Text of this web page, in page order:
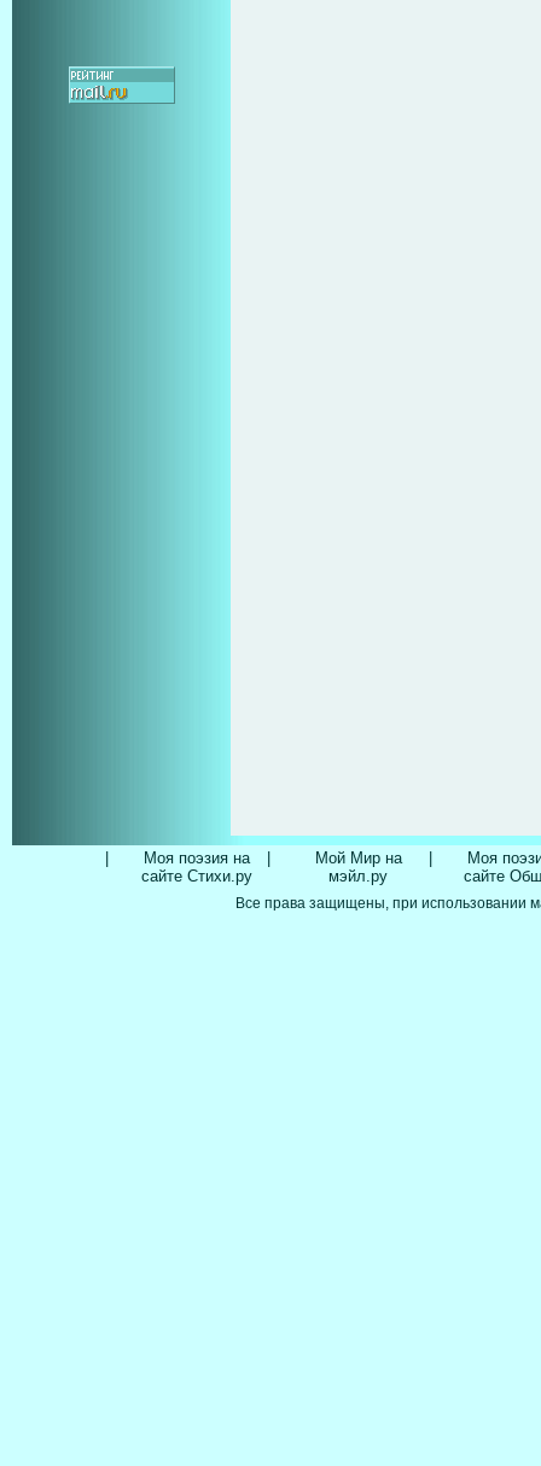
Моя поэзия на
сайте Стихи.ру
Мой Мир на
мэйл.ру
Моя
сайте
Все права защищены, при использовании